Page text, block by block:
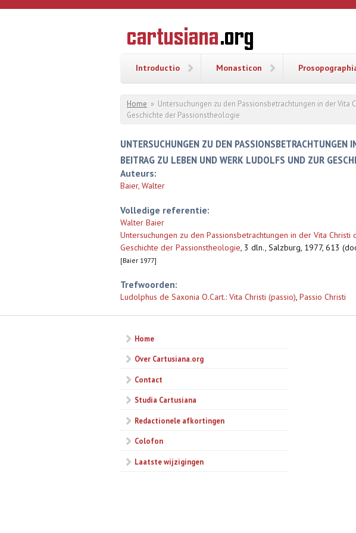
Overslaan en naar de inhoud gaan
CARTUSIANA
Geschiedenis
van de
Introductio Monasticon
U bent hier
Home » Untersuchungen zu den Passionsbetrachtungen in der Vita
Geschichte der Passionstheologie
UNTERSUCHUNGEN ZU DEN
BEITRAG ZU LEBEN UND WERK LUDOLFS UND ZUR
Auteurs:
Baier, Walter
Volledige referentie:
Walter Baier
Untersuchungen zu den Passionsbetrachtungen in der Vita
Geschichte der Passionstheologie, 3 dln., Salzburg, 1977, 613
[Baier 1977]
Trefwoorden:
Ludolphus de Saxonia O.Cart.: Vita Christi (passio), Passio Christi
Home
Over Cartusiana.org
Contact
Studia Cartusiana
Redactionele afkortingen
Colofon
Laatste wijzigingen